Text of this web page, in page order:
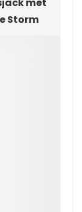
Storm